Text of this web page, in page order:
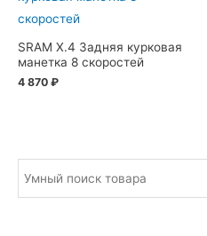
SRAM X.4 Задняя курковая
манетка 8 скоростей
4 870 ₽